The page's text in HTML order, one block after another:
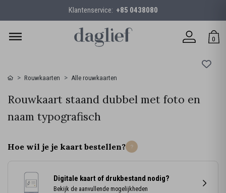
Klantenservice: +85 0438080
0
Rouwkaarten Alle rouwkaarten
Rouwkaart staand dubbel met foto en
naam typografisch
Hoe wil je je kaart bestellen?
Digitale kaart of drukbestand nodig?
Bekijk de aanvullende mogelijkheden